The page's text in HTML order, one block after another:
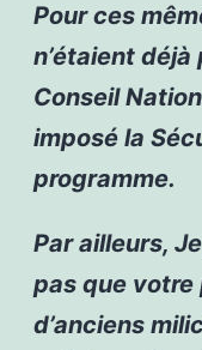
Pour ces
n’étaient
Conseil
imposé la
programme.
Par ailleurs,
pas que
d’anciens